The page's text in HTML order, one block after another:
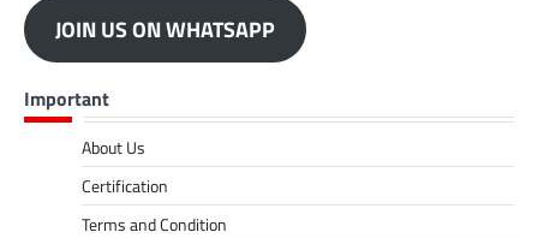
JOIN US ON WHATSAPP
Important
About Us
Certification
Terms and Condition